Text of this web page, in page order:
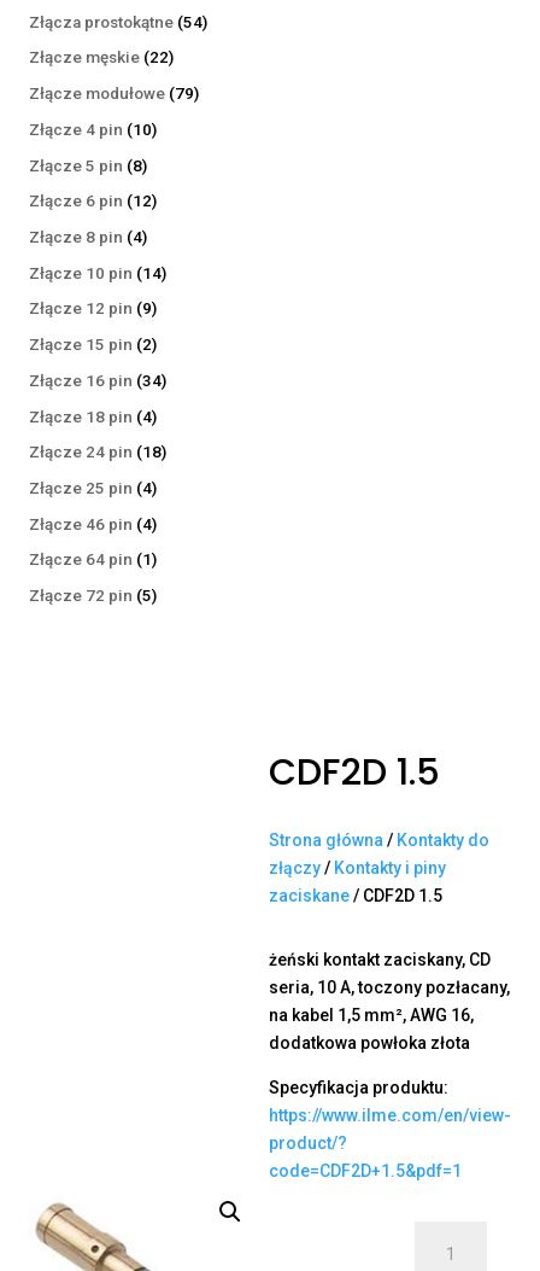
produktów
Złącza prostokątne 5454
Złącze męskie 2222
produkty
Złącze modułowe 7979
Złącze 4 pin 1010
Złącze 5 pin 88
produktów
Złącze 6 pin 1212
Złącze 8 pin 44
produkty
Złącze 10 pin 1414
Złącze 12 pin 99
produktów
Złącze 15 pin 22
produkty
Złącze 16 pin 3434
Złącze 18 pin 44
produkty
Złącze 24 pin 1818
Złącze 25 pin 44
produkty
Złącze 46 pin 44
produkty
Złącze 64 pin 11
produkt
Złącze 72 pin 55
CDF2D 1.5
Strona główna / Kontakty do
złączy/ Kontakty i piny
zaciskane/ CDF2D 1.5
żeński kontakt zaciskany, CD
seria, 10 A, toczony pozłacany,
na kabel 1,5 mm², AWG 16,
dodatkowa powłoka złota
Specyfikacja produktu:
https://www.ilme.com/en/view-
product/?
code=CDF2D+1.5&pdf=1
CDF2D